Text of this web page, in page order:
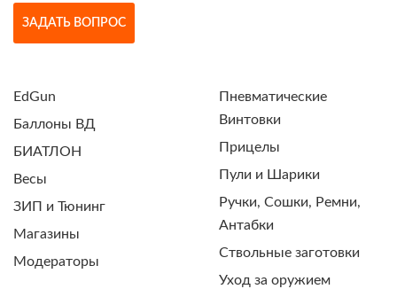
ЗАДАТЬ ВОПРОС
EdGun
Баллоны ВД
БИАТЛОН
Весы
ЗИП и Тюнинг
Магазины
Модераторы
Пневматические
Винтовки
Прицелы
Пули и Шарики
Ручки, Сошки, Ремни,
Антабки
Ствольные заготовки
Уход за оружием